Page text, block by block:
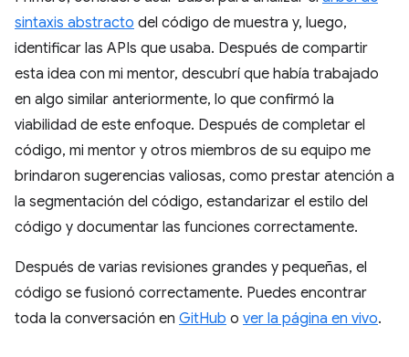
sintaxis abstracto del código de muestra y, luego,
identificar las APIs que usaba. Después de compartir
esta idea con mi mentor, descubrí que había trabajado
en algo similar anteriormente, lo que confirmó la
viabilidad de este enfoque. Después de completar el
código, mi mentor y otros miembros de su equipo me
brindaron sugerencias valiosas, como prestar atención a
la segmentación del código, estandarizar el estilo del
código y documentar las funciones correctamente.
Después de varias revisiones grandes y pequeñas, el
código se fusionó correctamente. Puedes encontrar
toda la conversación en GitHub o ver la página en vivo.